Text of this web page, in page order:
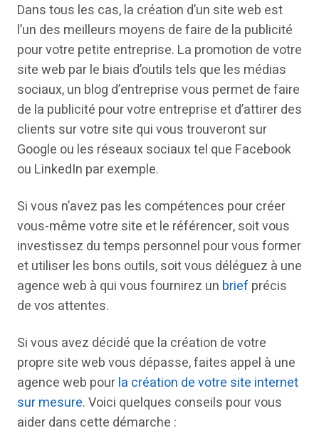
Dans tous les cas, la création d’un site web est
l’un des meilleurs moyens de faire de la publicité
pour votre petite entreprise. La promotion de votre
site web par le biais d’outils tels que les médias
sociaux, un blog d’entreprise vous permet de faire
de la publicité pour votre entreprise et d’attirer des
clients sur votre site qui vous trouveront sur
Google ou les réseaux sociaux tel que Facebook
ou LinkedIn par exemple.
Si vous n’avez pas les compétences pour créer
vous-même votre site et le référencer, soit vous
investissez du temps personnel pour vous former
et utiliser les bons outils, soit vous déléguez à une
agence web à qui vous fournirez un brief précis
de vos attentes.
Si vous avez décidé que la création de votre
propre site web vous dépasse, faites appel à une
agence web pourla création de votre site internet
sur mesure. Voici quelques conseils pour vous
aider dans cette démarche :